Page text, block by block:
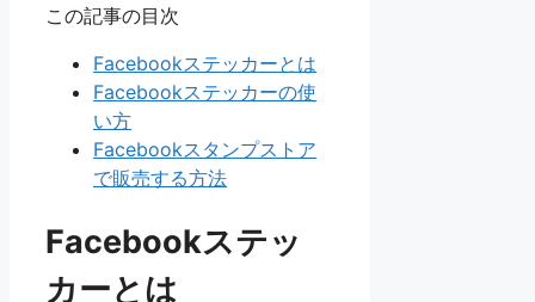
この記事の目次
Facebookステッカーとは
Facebookステッカーの使
い方
Facebookスタンプストア
で販売する方法
Facebookステッ
カーとは